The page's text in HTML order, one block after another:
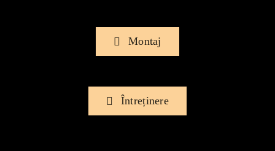
Montaj
Întreținere